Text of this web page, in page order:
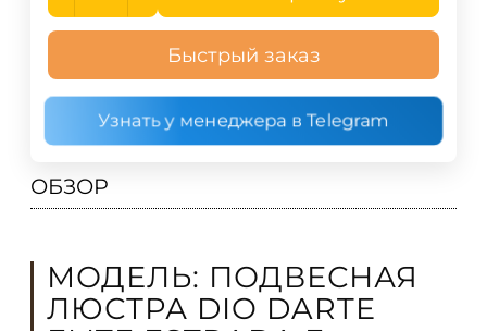
Быстрый заказ
Узнать у менеджера в Telegram
ОБЗОР
МОДЕЛЬ: ПОДВЕСНАЯ
ЛЮСТРА DIO DARTE